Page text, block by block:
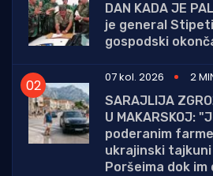
DAN KADA JE
je general
gospodski
07 kol. 2026
2
SARAJLIJA
U MAKARSKOJ:
poderanim
ukrajinski
Poršeima dok